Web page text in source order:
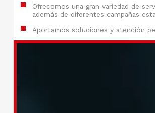
Ofrecemos una gran variedad de
además de diferentes campañas
Aportamos soluciones y atención